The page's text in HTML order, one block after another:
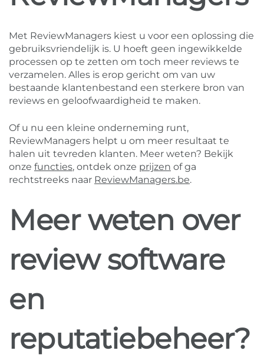
Met ReviewManagers kiest u voor een oplossing die
gebruiksvriendelijk is. U hoeft geen ingewikkelde
processen op te zetten om toch meer reviews te
verzamelen. Alles is erop gericht om van uw
bestaande klantenbestand een sterkere bron van
reviews en geloofwaardigheid te maken.
Of u nu een kleine onderneming runt,
ReviewManagers helpt u om meer resultaat te
halen uit tevreden klanten. Meer weten? Bekijk
onze functies, ontdek onze prijzen of ga
rechtstreeks naar ReviewManagers.be.
Meer weten over
review software
en
reputatiebeheer?